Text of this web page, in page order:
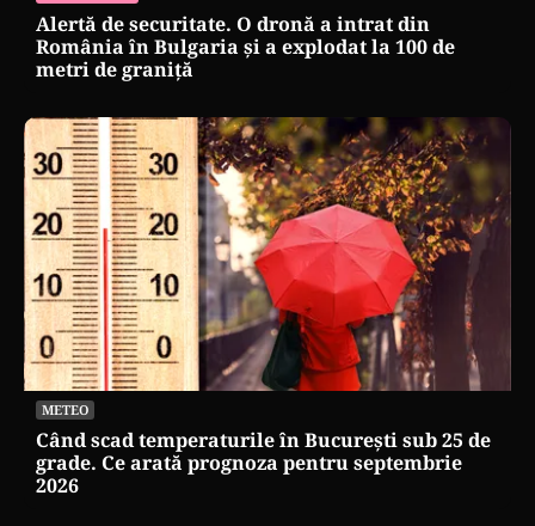
Alertă de securitate. O dronă a intrat din
România în Bulgaria şi a explodat la 100 de
metri de graniţă
METEO
Când scad temperaturile în București sub 25 de
grade. Ce arată prognoza pentru septembrie
2026